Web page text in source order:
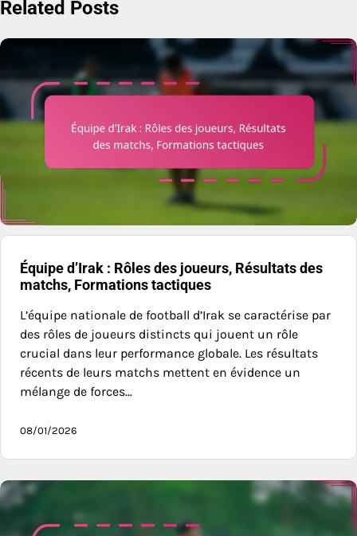
Related Posts
Équipe d’Irak : Rôles des joueurs, Résultats des
matchs, Formations tactiques
L’équipe nationale de football d’Irak se caractérise par
des rôles de joueurs distincts qui jouent un rôle
crucial dans leur performance globale. Les résultats
récents de leurs matchs mettent en évidence un
mélange de forces…
08/01/2026